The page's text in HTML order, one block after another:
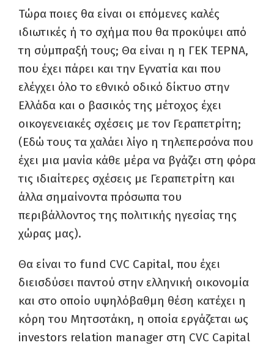
Τώρα ποιες θα είναι οι επόμενες καλές
ιδιωτικές ή το σχήμα που θα προκύψει από
τη σύμπραξή τους; Θα είναι η η ΓΕΚ ΤΕΡΝΑ,
που έχει πάρει και την Εγνατία και που
ελέγχει όλο το εθνικό οδικό δίκτυο στην
Ελλάδα και ο βασικός της μέτοχος έχει
οικογενειακές σχέσεις με τον Γεραπετρίτη;
(Εδώ τους τα χαλάει λίγο η τηλεπερσόνα που
έχει μια μανία κάθε μέρα να βγάζει στη φόρα
τις ιδιαίτερες σχέσεις με Γεραπετρίτη και
άλλα σημαίνοντα πρόσωπα του
περιβάλλοντος της πολιτικής ηγεσίας της
χώρας μας).
Θα είναι το fund CVC Capital, που έχει
διεισδύσει παντού στην ελληνική οικονομία
και στο οποίο υψηλόβαθμη θέση κατέχει η
κόρη του Μητσοτάκη, η οποία εργάζεται ως
investors relation manager στη CVC Capital